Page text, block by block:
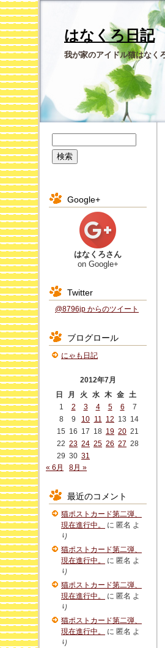
はなくろ日記
我が家のアイドル猫はなく
Google+
はなくろさん
on Google+
Twitter
@8796jp からのツイート
ブログロール
にゃも日記
2012年7月
日
月 火 水 木 金 土
1
2 3 4 5 6
7
8
9 10 11 12 13 14
15 16 17 18 19 20 21
22 23 24 25 26 27 28
29 30 31
« 6月
8月 »
最近のコメント
猫ポストカード第二弾、
現在進行中。
に 匿名 よ
り
猫ポストカード第二弾、
現在進行中。
に 匿名 よ
り
猫ポストカード第二弾、
現在進行中。
に 匿名 よ
り
猫ポストカード第二弾、
現在進行中。
に 匿名 よ
り